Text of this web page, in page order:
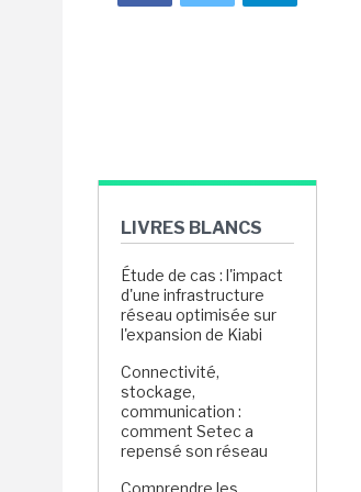
LIVRES BLANCS
Étude de cas : l'impact
d'une infrastructure
réseau optimisée sur
l'expansion de Kiabi
Connectivité,
stockage,
communication :
comment Setec a
repensé son réseau
Comprendre les